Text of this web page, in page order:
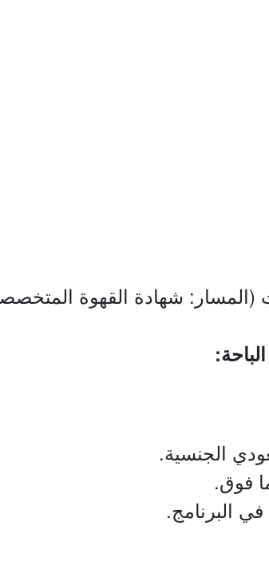
(المسار: شهادة القهوة
الجنسية.
البرنامج.